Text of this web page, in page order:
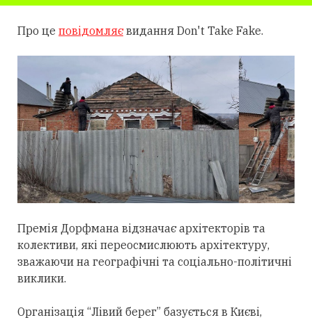
Про це повідомляєвидання Don't Take Fake.
Премія Дорфмана відзначає архітекторів та
колективи, які переосмислюють архітектуру,
зважаючи на географічні та соціально-політичні
виклики.
Організація “Лівий берег” базується в Києві,